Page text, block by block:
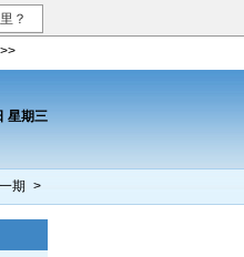
？
星期三
期 >